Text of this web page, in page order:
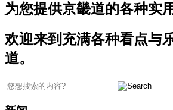
为您提供京畿道的各种实
欢迎来到充满各种看点与
道。